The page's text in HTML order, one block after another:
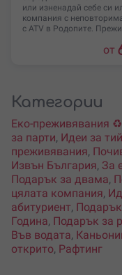
или изненадай себе си
компания с
с ATV в Родопите.
от
Категории
Еко-преживявания ♻️
за парти, Идеи за
преживявания,
Извън България, За
Подарък за двама,
цялата компания,
абитуриент,
Година, Подарък за
Във водата,
открито, Рафтинг